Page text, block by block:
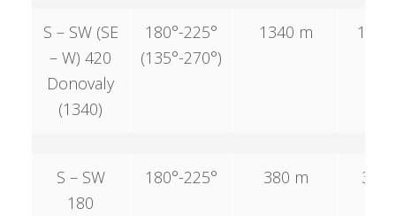
S – SW (SE
– W) 420
Donovaly
(1340)
180°-225°
(135°-270°)
1340 m
S – SW
180
180°-225° 380 m 380